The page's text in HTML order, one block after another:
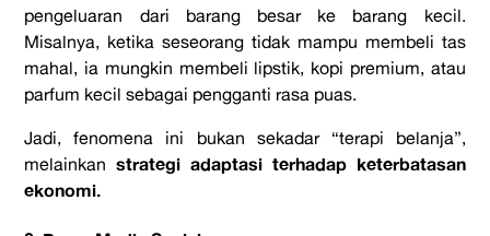
pengeluaran dari barang besar ke barang kecil.
Misalnya, ketika seseorang tidak mampu membeli tas
mahal, ia mungkin membeli lipstik, kopi premium, atau
parfum kecil sebagai pengganti rasa puas.
Jadi, fenomena ini bukan sekadar “terapi belanja”,
melainkanstrategi adaptasi terhadap keterbatasan
ekonomi.